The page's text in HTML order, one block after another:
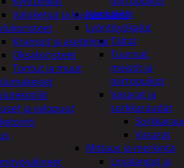
Käsihöylät
Lyöntityökalut
Taltat
Tuurnat,
meistit ja
piirtopuikot
Vasarat ja
sorkkaraudat
Vasarat
Mittaus ja merkintä
Linjalangat ja
Valoketjut ja kuusenvalot
Kranssit ja asetelmat
Oksakoristeet
Tontut ja muut
ja valopuut